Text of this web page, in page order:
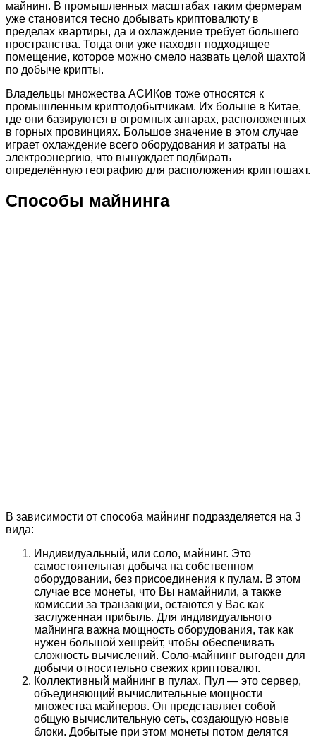
майнинг. В промышленных масштабах таким фермерам
уже становится тесно добывать криптовалюту в
пределах квартиры, да и охлаждение требует большего
пространства. Тогда они уже находят подходящее
помещение, которое можно смело назвать целой шахтой
по добыче крипты.
Владельцы множества АСИКов тоже относятся к
промышленным криптодобытчикам. Их больше в Китае,
где они базируются в огромных ангарах, расположенных
в горных провинциях. Большое значение в этом случае
играет охлаждение всего оборудования и затраты на
электроэнергию, что вынуждает подбирать
определённую географию для расположения криптошахт.
Способы майнинга
В зависимости от способа майнинг подразделяется на 3
вида:
Индивидуальный, или соло, майнинг. Это
самостоятельная добыча на собственном
оборудовании, без присоединения к пулам. В этом
случае все монеты, что Вы намайнили, а также
комиссии за транзакции, остаются у Вас как
заслуженная прибыль. Для индивидуального
майнинга важна мощность оборудования, так как
нужен большой хешрейт, чтобы обеспечивать
сложность вычислений. Соло-майнинг выгоден для
добычи относительно свежих криптовалют.
Коллективный майнинг в пулах. Пул — это сервер,
объединяющий вычислительные мощности
множества майнеров. Он представляет собой
общую вычислительную сеть, создающую новые
блоки. Добытые при этом монеты потом делятся